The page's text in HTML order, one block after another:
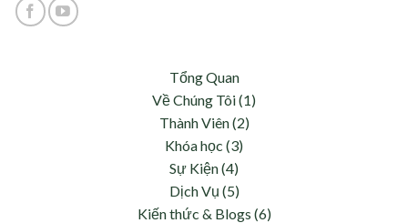
Tổng Quan
Về Chúng Tôi (1)
Thành Viên (2)
Khóa học (3)
Sự Kiện (4)
Dịch Vụ (5)
Kiến thức & Blogs (6)